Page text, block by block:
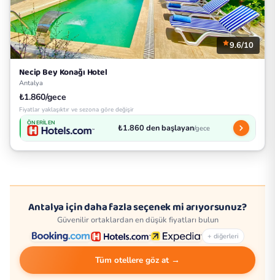
9.6/10
Necip Bey Konağı Hotel
Antalya
₺1.860/gece
Fiyatlar yaklaşıktır ve sezona göre değişir
ÖNERILEN ₺1.860 den başlayan/gece
Antalya için daha fazla seçenek mi arıyorsunuz?
Güvenilir ortaklardan en düşük fiyatları bulun
+ diğerleri
Tüm otellere göz at →